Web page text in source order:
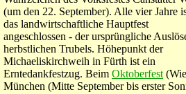
(um den 22. September). Alle vier Jahre
das landwirtschaftliche Hauptfest
angeschlossen - der ursprüngliche
herbstlichen Trubels. Höhepunkt der
Michaeliskirchweih in Fürth ist ein
Erntedankfestzug. Beim Oktoberfest
München (Mitte September bis erster